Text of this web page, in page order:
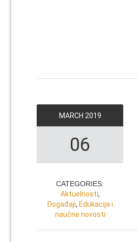
MARCH 2019
06
CATEGORIES:
Aktuelnosti,
Događaji, Edukacija i
naučne novosti